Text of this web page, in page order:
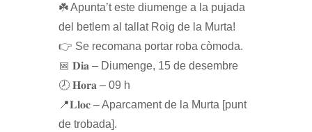
☘️ Apunta’t este diumenge a la pujada
del betlem al tallat Roig de la Murta!
👉 Se recomana portar roba còmoda.
📅 𝐃𝐢𝐚 – Diumenge, 15 de desembre
🕗 𝐇𝐨𝐫𝐚 – 09 h
📍𝐋𝐥𝐨𝐜 – Aparcament de la Murta [punt
de trobada].